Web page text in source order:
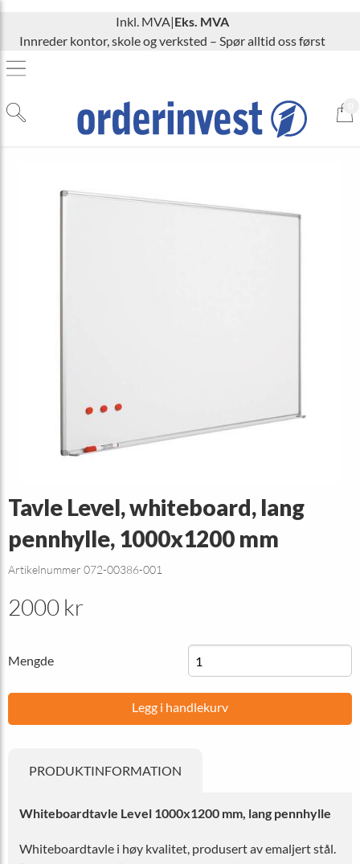
Inkl. MVA|Eks. MVA
Innreder kontor, skole og verksted – Spør alltid oss først
Tavle Level, whiteboard, lang
pennhylle, 1000x1200 mm
Artikelnummer 072-00386-001
2000 kr
Mengde
Legg i handlekurv
PRODUKTINFORMATION
Whiteboardtavle Level 1000x1200 mm, lang pennhylle
Whiteboardtavle i høy kvalitet, produsert av emaljert stål.